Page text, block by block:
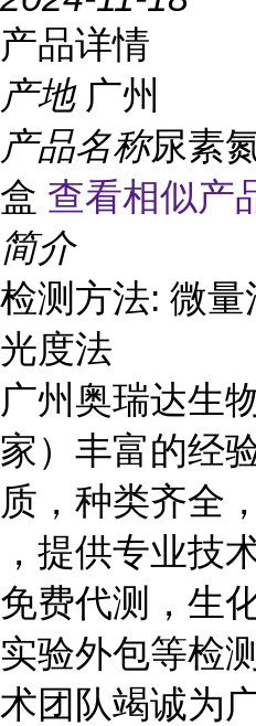
产品详情
产地 广州
产品名称尿素
盒 查看相似产
简介
检测方法: 微
光度法
广州奥瑞达生
家）丰富的经
质，种类齐全
，提供专业技
免费代测，生
实验外包等检
术团队竭诚为